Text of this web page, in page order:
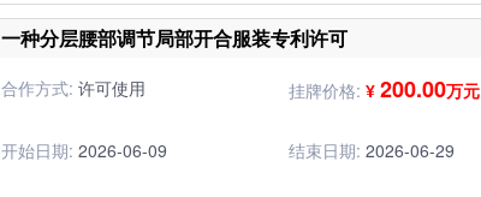
一种分层腰部调节局部开合服装专利许可
合作方式: 许可使用 挂牌价格: ¥ 200.00万元
开始日期: 2026-06-09 结束日期: 2026-06-29